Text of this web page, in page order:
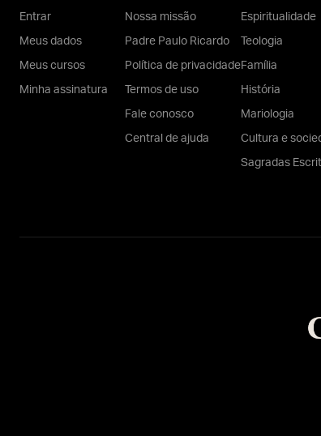
Entrar
Meus dados
Meus cursos
Minha assinatura
Nossa missão
Padre Paulo Ricardo
Política de privacidade
Termos de uso
Fale conosco
Central de ajuda
Espiritualidade
Teologia
Família
História
Mariologia
Cultura e
Sagradas